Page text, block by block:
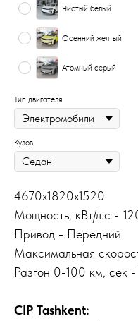
Чистый белый
Осенний желтый
Атомный серый
Тип двигателя
Кузов
4670x1820x1520
Мощность, кВт/л.с -
Привод - Передний
Максимальная
Разгон 0-100 км, сек -
CIP Tashkent: